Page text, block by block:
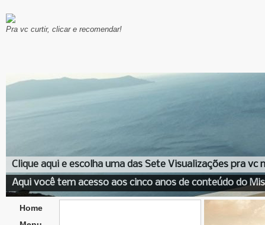
Pra vc curtir, clicar e recomendar!
Clique aqui e escolha uma das Sete Visualizações pra vc
Aqui você tem acesso aos cinco anos de conteúdo do
Home